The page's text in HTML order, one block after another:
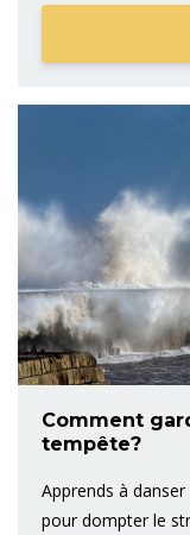
Comment
tempête?
Apprends à
pour dompter le